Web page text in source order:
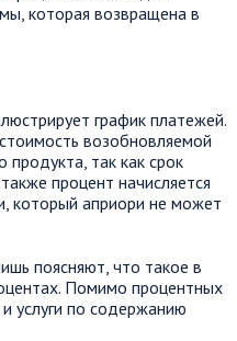
которая возвращена в
график платежей.
возобновляемой
продукта, так как срок
процент начисляется
который априори не может
поясняют, что такое в
Помимо процентных
услуги по содержанию